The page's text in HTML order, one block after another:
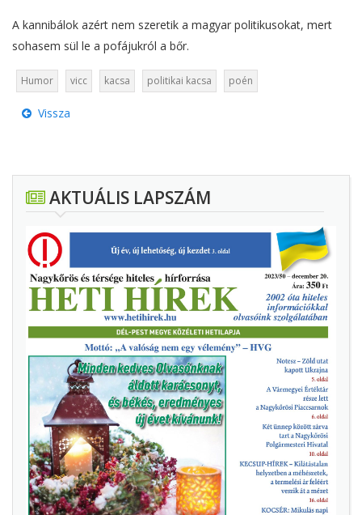
A kannibálok azért nem szeretik a magyar politikusokat, mert
sohasem sül le a pofájukról a bőr.
Humor vicc kacsa politikai kacsa poén
Vissza
AKTUÁLIS LAPSZÁM